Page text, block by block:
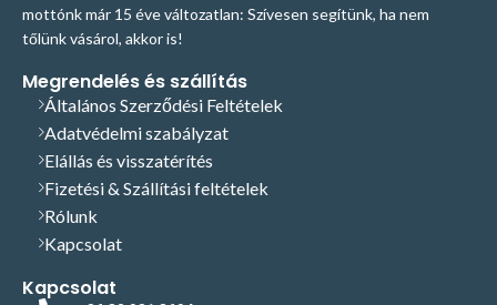
mottónk már 15 éve változatlan: Szívesen segítünk, ha nem
tőlünk vásárol, akkor is!
Megrendelés és szállítás
Általános Szerződési Feltételek
Adatvédelmi szabályzat
Elállás és visszatérítés
Fizetési & Szállítási feltételek
Rólunk
Kapcsolat
Kapcsolat